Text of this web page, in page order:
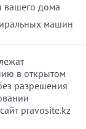
вашего дома
машин
в открытом
разрешения
pravosite.kz